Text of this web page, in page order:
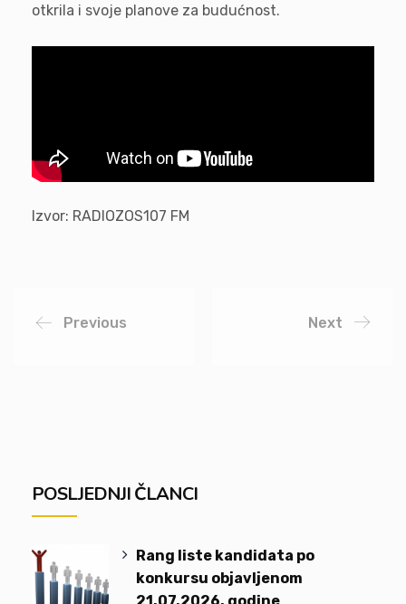
otkrila i svoje planove za budućnost.
Izvor: RADIOZOS107 FM
Previous Next
POSLJEDNJI ČLANCI
Rang liste kandidata po
konkursu objavljenom